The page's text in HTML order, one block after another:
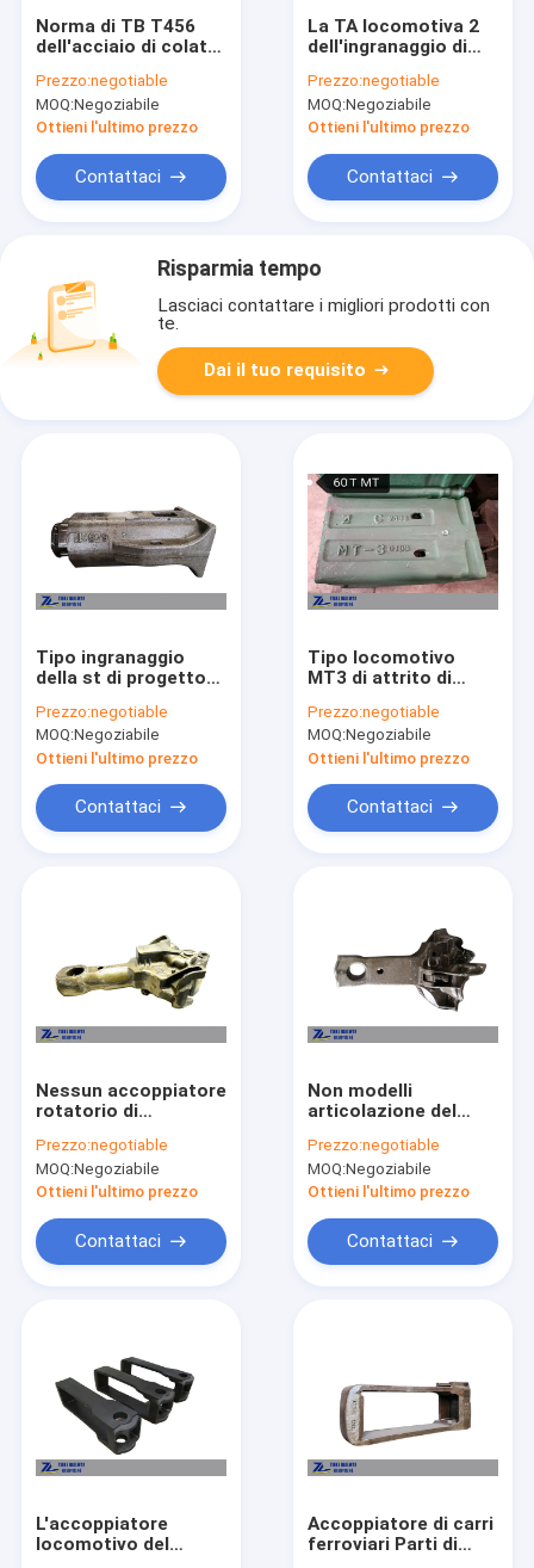
Su di noi
Visita alla fabbrica
Norma di TB T456
dell'acciaio di colata
dell'accoppiatore del
vagone della ferrovia
dell'AAR 13B
Prezzo:negotiable
MOQ:Negoziabile
Ottieni l'ultimo prezzo
Contattaci
La TA locomotiva 2
dell'ingranaggio di
dell'amplificatore
dell'accoppiatore
della ferrovia per le
trasporto dell'onere
gravoso
Prezzo:negotiable
MOQ:Negoziabile
Ottieni l'ultimo prezzo
Contattaci
Risparmia tempo
Lasciaci contattare i migliori prodotti con
te.
Dai il tuo requisito
Tipo ingranaggio
della st di progetto
dell'amplificatore
dell'accoppiatore
della molla-frizione
di impedenza
dell'accoppiatore
2000KN del vagone
Prezzo:negotiable
MOQ:Negoziabile
Ottieni l'ultimo prezzo
Contattaci
Tipo locomotivo
MT3 di attrito di
minatore
dell'amplificatore del
vagonetto
Prezzo:negotiable
MOQ:Negoziabile
Ottieni l'ultimo prezzo
Contattaci
Nessun accoppiatore
rotatorio di
vagone 16 per la TB
laterale del
vagonetto dello
Prezzo:negotiable
MOQ:Negoziabile
Ottieni l'ultimo prezzo
Contattaci
Non modelli
articolazione del
collega
l'accoppiatore
ferroviario l'AAR F
Prezzo:negotiable
MOQ:Negoziabile
Ottieni l'ultimo prezzo
Contattaci
L'accoppiatore
locomotivo del
Accoppiatore di carri
ferroviari Parti di